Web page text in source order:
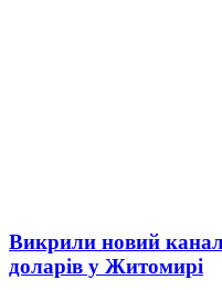
Викрили новий канал
доларів у Житомирі